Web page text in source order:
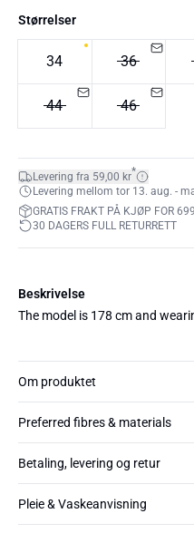
Størrelser
34 36
44 46
Levering fra 59,00 kr*
Levering mellom tor 13. aug. -
GRATIS FRAKT PÅ KJØP FOR
30 DAGERS FULL RETURRETT
Beskrivelse
The model is 178 cm and
Om produktet
Preferred fibres & materials
Betaling, levering og retur
Pleie & Vaskeanvisning